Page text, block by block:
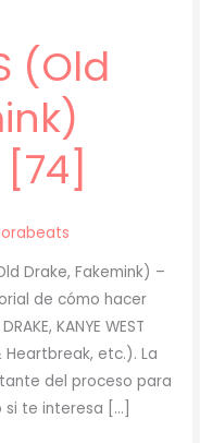
(Old
Drake, Fakemink) –
de cómo hacer
KANYE WEST
etc.). La
del proceso para
te interesa […]